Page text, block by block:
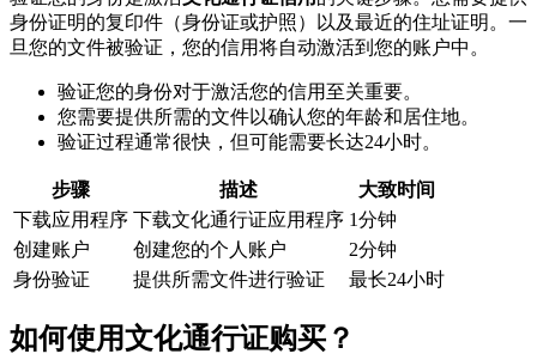
身份证明的复印件（身份证或护照）以及最近的住址证明。一
旦您的文件被验证，您的信用将自动激活到您的账户中。
验证您的身份对于激活您的信用至关重要。
您需要提供所需的文件以确认您的年龄和居住地。
验证过程通常很快，但可能需要长达24小时。
步骤 描述
大致时间
下载应用程序 下载文化通行证应用程序 1分钟
创建账户
创建您的个人账户
2分钟
身份验证
提供所需文件进行验证 最长24小时
如何使用文化通行证购买？